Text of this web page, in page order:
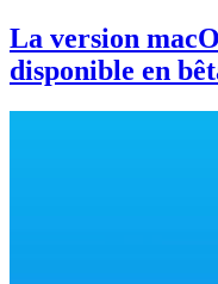
La version
disponible en